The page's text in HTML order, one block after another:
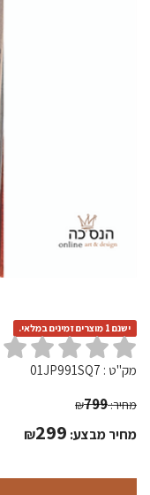
ישנם 1 מוצרים זמינים במלאי.
מק"ט : 01JP991SQ7
מחיר: ₪799
מחיר מבצע: ₪299